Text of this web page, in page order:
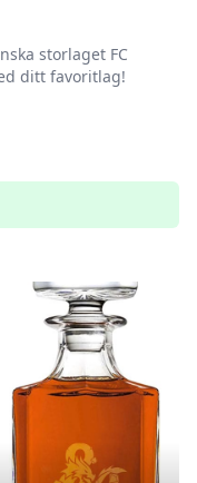
storlaget FC
ditt favoritlag!